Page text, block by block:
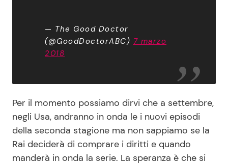
— The Good Doctor
(@GoodDoctorABC) 7 marzo
2018
Per il momento possiamo dirvi che a settembre,
negli Usa, andranno in onda le i nuovi episodi
della seconda stagione ma non sappiamo se la
Rai deciderà di comprare i diritti e quando
manderà in onda la serie. La speranza è che si